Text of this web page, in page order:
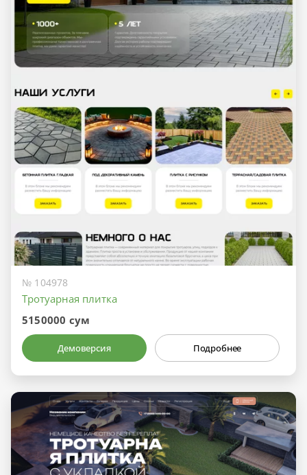
№ 104978
Тротуарная плитка
5150000 сум
Демоверсия Подробнее